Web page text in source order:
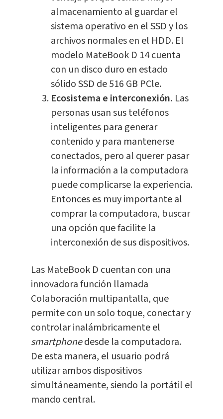
almacenamiento al guardar el
sistema operativo en el SSD y los
archivos normales en el HDD. El
modelo MateBook D 14 cuenta
con un disco duro en estado
sólido SSD de 516 GB PCle.
Ecosistema e interconexión. Las
personas usan sus teléfonos
inteligentes para generar
contenido y para mantenerse
conectados, pero al querer pasar
la información a la computadora
puede complicarse la experiencia.
Entonces es muy importante al
comprar la computadora, buscar
una opción que facilite la
interconexión de sus dispositivos.
Las MateBook D cuentan con una
innovadora función llamada
Colaboración multipantalla, que
permite con un solo toque, conectar y
controlar inalámbricamente el
smartphonedesde la computadora.
De esta manera, el usuario podrá
utilizar ambos dispositivos
simultáneamente, siendo la portátil el
mando central.